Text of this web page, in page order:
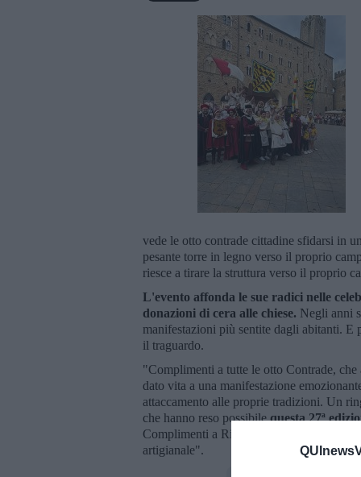
vede le otto contrade cittadine sfidarsi in
pesante torre in legno verso il proprio
riesce a tirare la struttura verso il proprio
L'evento affonda le sue radici nelle
donazioni di cera alle chiese. Negli anni
manifestazioni più sentite dagli abitanti. E
il traguardo.
"Complimenti a tutte le otto Contrade, che
dato vita a una manifestazione
attaccamento alle proprie tradizioni. Un
che hanno reso possibilequesta 27ª
Complimenti a Ricciardi e Montagnani
artigianale".